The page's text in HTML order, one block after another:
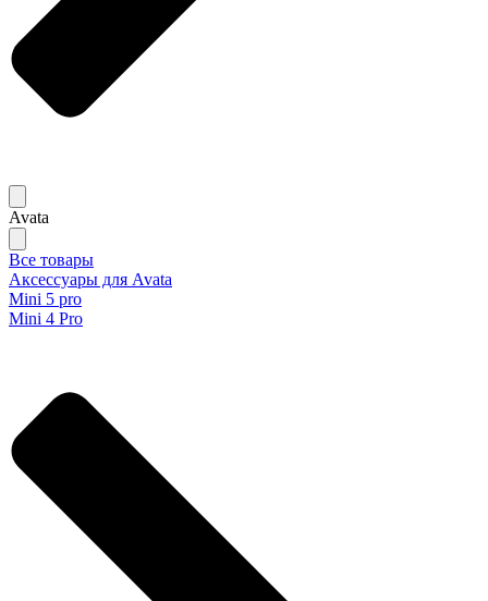
Avata
Все товары
Аксессуары для Avata
Mini 5 pro
Mini 4 Pro